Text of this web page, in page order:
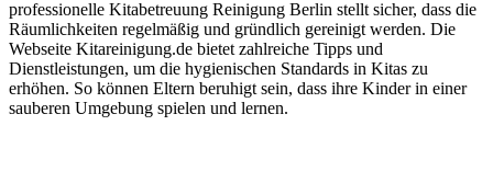
professionelle Kitabetreuung Reinigung Berlin stellt sicher, dass die
Räumlichkeiten regelmäßig und gründlich gereinigt werden. Die
Webseite Kitareinigung.de bietet zahlreiche Tipps und
Dienstleistungen, um die hygienischen Standards in Kitas zu
erhöhen. So können Eltern beruhigt sein, dass ihre Kinder in einer
sauberen Umgebung spielen und lernen.